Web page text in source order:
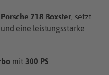
Porsche 718 Boxster, setzt
eine leistungsstarke
mit 300 PS